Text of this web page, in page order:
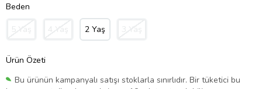
Beden
5 Yaş 4 Yaş 2 Yaş 3 Yaş
Ürün Özeti
Bu ürünün kampanyalı satışı stoklarla sınırlıdır. Bir tüketici bu